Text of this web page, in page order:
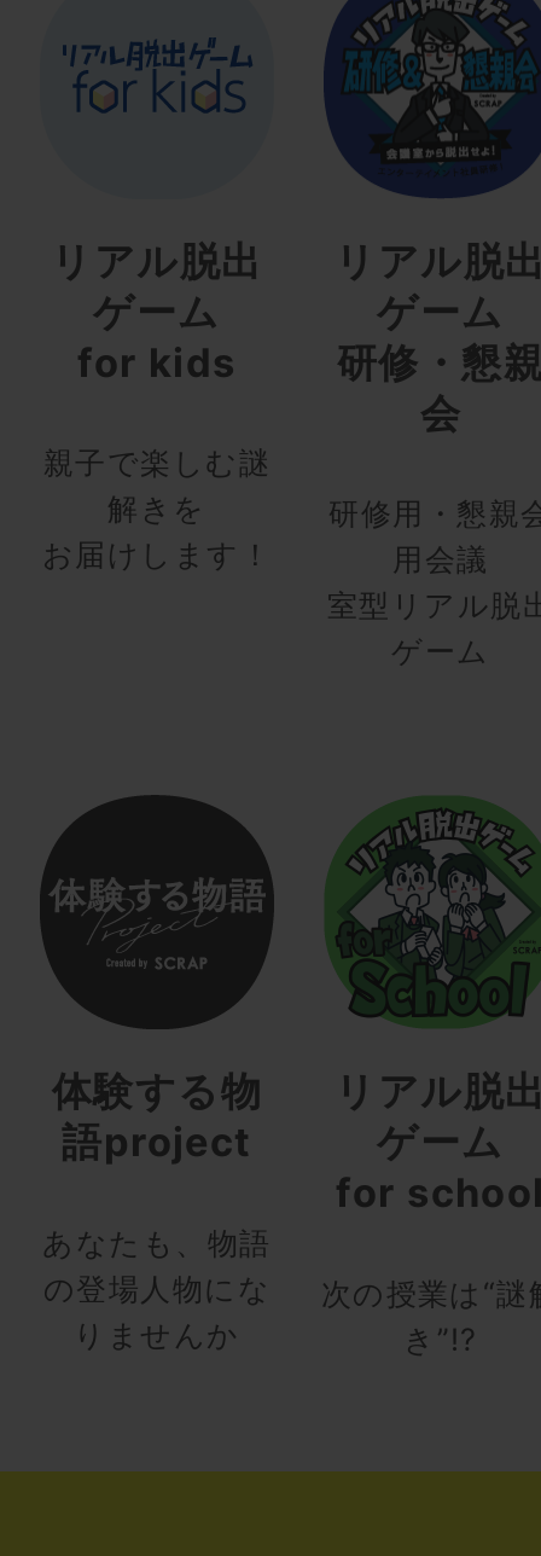
リアル脱出
ゲーム
for kids
親子で楽しむ謎
解きを
お届けします！
リアル脱
ゲーム
研修・懇
会
研修用・懇親
用会議
室型リアル脱
ゲーム
体験する物
語project
あなたも、物語
の登場人物にな
りませんか
リアル脱
ゲーム
for
次の授業は“謎
き”!?